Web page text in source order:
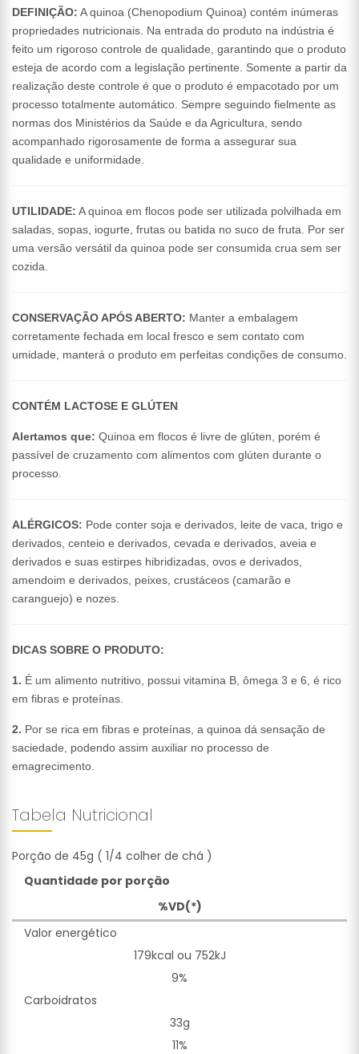
DEFINIÇÃO: A quinoa (Chenopodium Quinoa) contém inúmeras
propriedades nutricionais. Na entrada do produto na indústria é
feito um rigoroso controle de qualidade, garantindo que o produto
esteja de acordo com a legislação pertinente. Somente a partir da
realização deste controle é que o produto é empacotado por um
processo totalmente automático. Sempre seguindo fielmente as
normas dos Ministérios da Saúde e da Agricultura, sendo
acompanhado rigorosamente de forma a assegurar sua
qualidade e uniformidade.
UTILIDADE: A quinoa em flocos pode ser utilizada polvilhada em
saladas, sopas, iogurte, frutas ou batida no suco de fruta. Por ser
uma versão versátil da quinoa pode ser consumida crua sem ser
cozida.
CONSERVAÇÃO APÓS ABERTO: Manter a embalagem
corretamente fechada em local fresco e sem contato com
umidade, manterá o produto em perfeitas condições de consumo.
CONTÉM LACTOSE E GLÚTEN
Alertamos que: Quinoa em flocos é livre de glúten, porém é
passível de cruzamento com alimentos com glúten durante o
processo.
ALÉRGICOS: Pode conter soja e derivados, leite de vaca, trigo e
derivados, centeio e derivados, cevada e derivados, aveia e
derivados e suas estirpes hibridizadas, ovos e derivados,
amendoim e derivados, peixes, crustáceos (camarão e
caranguejo) e nozes.
DICAS SOBRE O PRODUTO:
1. É um alimento nutritivo, possui vitamina B, ômega 3 e 6, é rico
em fibras e proteínas.
2. Por se rica em fibras e proteínas, a quinoa dá sensação de
saciedade, podendo assim auxiliar no processo de
emagrecimento.
Tabela Nutricional
Porção de 45g ( 1/4 colher de chá )
Quantidade por porção
%VD(*)
Valor energético
179kcal ou 752kJ
9%
Carboidratos
33g
11%